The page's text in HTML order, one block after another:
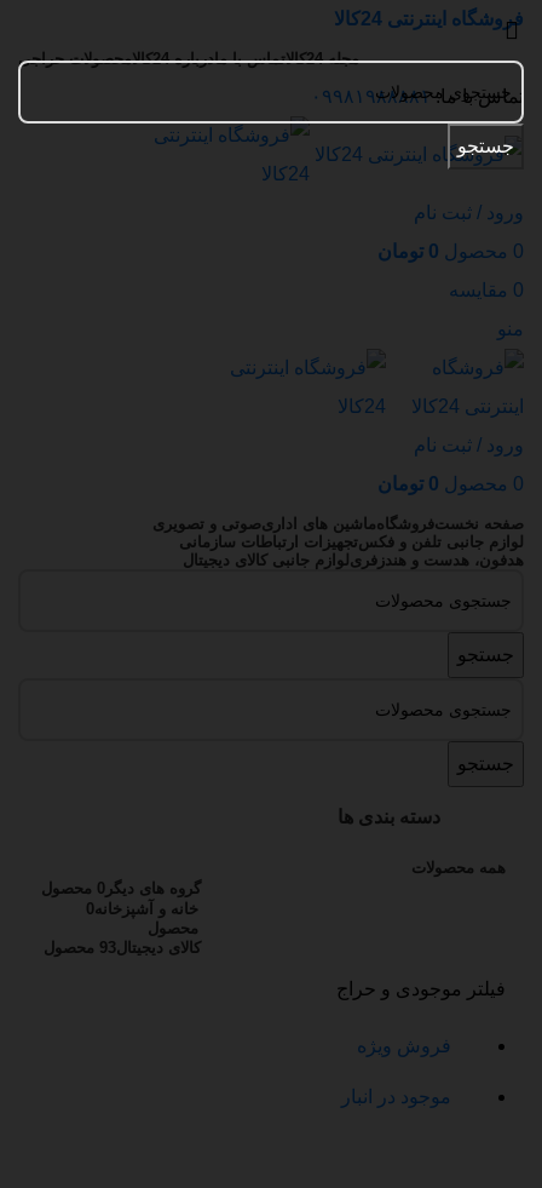
فروشگاه اینترنتی 24کالا
مجله 24کالا تماس با مادرباره 24کالا محصولات حراجی
تماس با ما:۰۹۹۸۱۹۸۸۸۸۱
ورود / ثبت نام
0 محصول 0 تومان
0 مقایسه
منو
ورود / ثبت نام
0 محصول 0 تومان
صفحه نخستفروشگاهماشین های اداریصوتی و تصویری
لوازم جانبی تلفن و فکستجهیزات ارتباطات سازمانی
هدفون، هدست و هندزفری لوازم جانبی کالای دیجیتال
جستجو
جستجو
دسته بندی ها
همه محصولات
گروه های دیگر 0 محصول
خانه و آشپزخانه0
محصول
کالای دیجیتال93 محصول
فیلتر موجودی و حراج
فروش ویژه
موجود در انبار
جستجو